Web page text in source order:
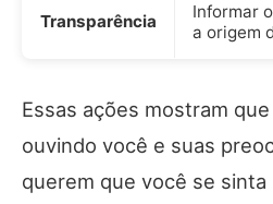
Transparência
Informar
a origem
Essas ações mostram
ouvindo você e suas
querem que você se sinta